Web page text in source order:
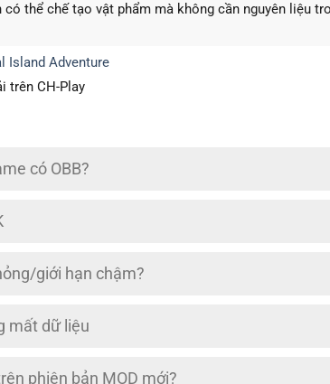
có thể chế tạo vật phẩm mà không cần nguyên liệu
Island Adventure
trên CH-Play
có OBB?
giới hạn chậm?
mất dữ liệu
phiên bản MOD mới?